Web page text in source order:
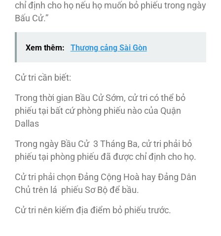
chỉ định cho họ nếu họ muốn bỏ phiếu trong ngày
Bấu Cử.”
Xem thêm: Thương cảng Sài Gòn
Cử tri cần biết:
Trong thời gian Bầu Cử Sớm, cử tri có thể bỏ
phiếu tại bất cứ phòng phiếu nào của Quận
Dallas
Trong ngày Bầu Cử 3 Tháng Ba, cử tri phải bỏ
phiếu tại phòng phiếu đã được chỉ định cho họ.
Cử tri phải chọn Đảng Cộng Hoà hay Đảng Dân
Chủ trên lá phiếu Sơ Bộ để bầu.
Cử tri nên kiếm địa điểm bỏ phiếu trước.